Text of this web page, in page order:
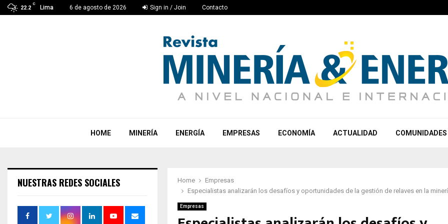
22.2
C
Lima 6 de agosto de 2026 Sign in / Join Contacto
HOME MINERÍA ENERGÍA EMPRESAS ECONOMÍA ACTUALIDAD COMUNIDADES
Home
Empresas
Especialistas analizarán los desafíos y oportunidades de la gestión de relaves en la
Empresas
NUESTRAS REDES SOCIALES